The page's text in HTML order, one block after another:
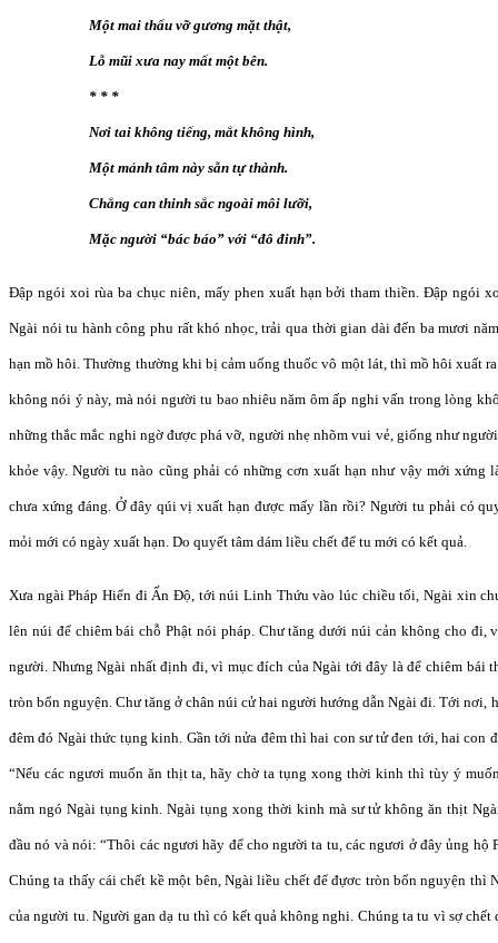
Một mai thấu vỡ gương mặt thật,
Lỗ mũi xưa nay mất một bên.
* * *
Nơi tai không tiếng, mắt không hình,
Một mảnh tâm này sẵn tự thành.
Chẳng can thinh sắc ngoài môi lưỡi,
Mặc người “bác báo” với “đô đinh”.
Đập ngói xoi rùa ba chục niên, mấy phen xuất hạn bởi tham thiền. Đập ngói
Ngài nói tu hành công phu rất khó nhọc, trải qua thời gian dài đến ba mươi
hạn mồ hôi. Thường thường khi bị cảm uống thuốc vô một lát, thì mồ hôi xuất
không nói ý này, mà nói người tu bao nhiêu năm ôm ấp nghi vấn trong lòng
những thắc mắc nghi ngờ được phá vỡ, người nhẹ nhõm vui vẻ, giống như
khỏe vậy. Người tu nào cũng phải có những cơn xuất hạn như vậy mới xứng
chưa xứng đáng. Ở đây qúi vị xuất hạn được mấy lần rồi? Người tu phải có
mỏi mới có ngày xuất hạn. Do quyết tâm dám liều chết để tu mới có kết quả.
Xưa ngài Pháp Hiển đi Ấn Độ, tới núi Linh Thứu vào lúc chiều tối, Ngài xin
lên núi để chiêm bái chỗ Phật nói pháp. Chư tăng dưới núi cản không cho đi,
người. Nhưng Ngài nhất định đi, vì mục đích của Ngài tới đây là để chiêm bái
tròn bổn nguyện. Chư tăng ở chân núi cử hai người hướng dẫn Ngài đi. Tới
đêm đó Ngài thức tụng kinh. Gần tới nửa đêm thì hai con sư tử đen tới, hai con
“Nếu các ngươi muốn ăn thịt ta, hãy chờ ta tụng xong thời kinh thì tùy ý
nằm ngó Ngài tụng kinh. Ngài tụng xong thời kinh mà sư tử không ăn thịt
đầu nó và nói: “Thôi các ngươi hãy để cho người ta tu, các ngươi ở đây ủng hộ
Chúng ta thấy cái chết kề một bên, Ngài liều chết để đựơc tròn bổn nguyện thì
của người tu. Người gan dạ tu thì có kết quả không nghi. Chúng ta tu vì sợ chết